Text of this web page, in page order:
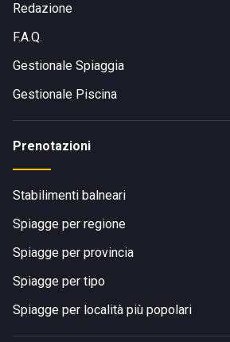
Redazione
F.A.Q.
Gestionale Spiaggia
Gestionale Piscina
Prenotazioni
Stabilimenti balneari
Spiagge per regione
Spiagge per provincia
Spiagge per tipo
Spiagge per località più popolari